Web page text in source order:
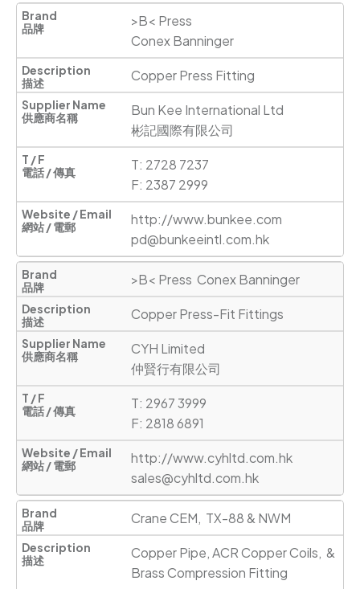
>B< Press
Conex Banninger
Copper Press Fitting
Bun Kee International Ltd
彬記國際有限公司
T: 2728 7237
F: 2387 2999
http://www.bunkee.com
pd@bunkeeintl.com.hk
>B< Press  Conex Banninger
Copper Press-Fit Fittings
CYH Limited
仲賢行有限公司
T: 2967 3999
F: 2818 6891
http://www.cyhltd.com.hk
sales@cyhltd.com.hk
Crane CEM,  TX-88 & NWM
Copper Pipe, ACR Copper Coils,  &
Brass Compression Fitting